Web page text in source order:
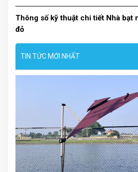
Đặc điểm của nhà bạt ngoài trời:
Lắp ráp nhanh chóng chỉ trong vài
dùng đến bất kỳ thiết bj hỗ trợ
nhu cầu sử dụng có thể tháo
chóng, rất tiện lợi mà không
cho việc di chuyển, sản phẩm
căn nhà nhỏ, phần chân của nhà
chỉnh độ cao tùy ý.
Thông số kỹ thuật chi tiết Nhà bạt
đỏ
TIN TỨC MỚI NHẤT